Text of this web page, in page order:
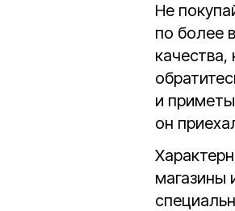
Не
по более
и
он
магазины